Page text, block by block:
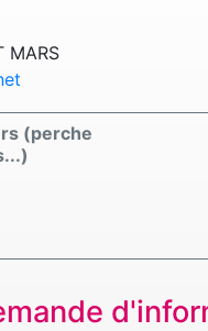
MARS
(perche